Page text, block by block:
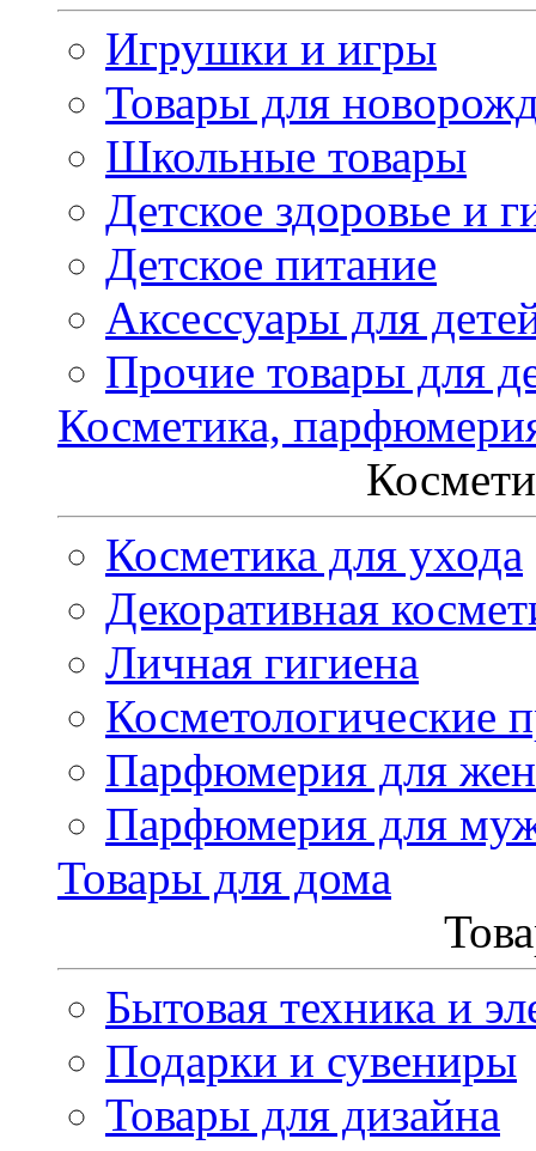
Игрушки и игры
Товары для
Школьные товары
Детское здоровье и
Детское питание
Аксессуары для
Прочие товары для
Косметика,
Косметика для ухода
Декоративная
Личная гигиена
Косметологические
Парфюмерия для
Парфюмерия для
Товары для дома
Бытовая техника и
Подарки и сувениры
Товары для дизайна